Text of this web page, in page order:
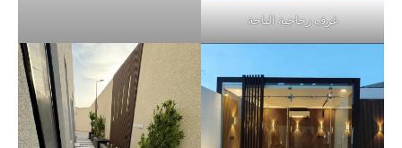
غرف زجاجية الباحة